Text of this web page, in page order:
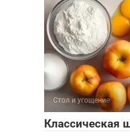
Стол и угощение
Классическая